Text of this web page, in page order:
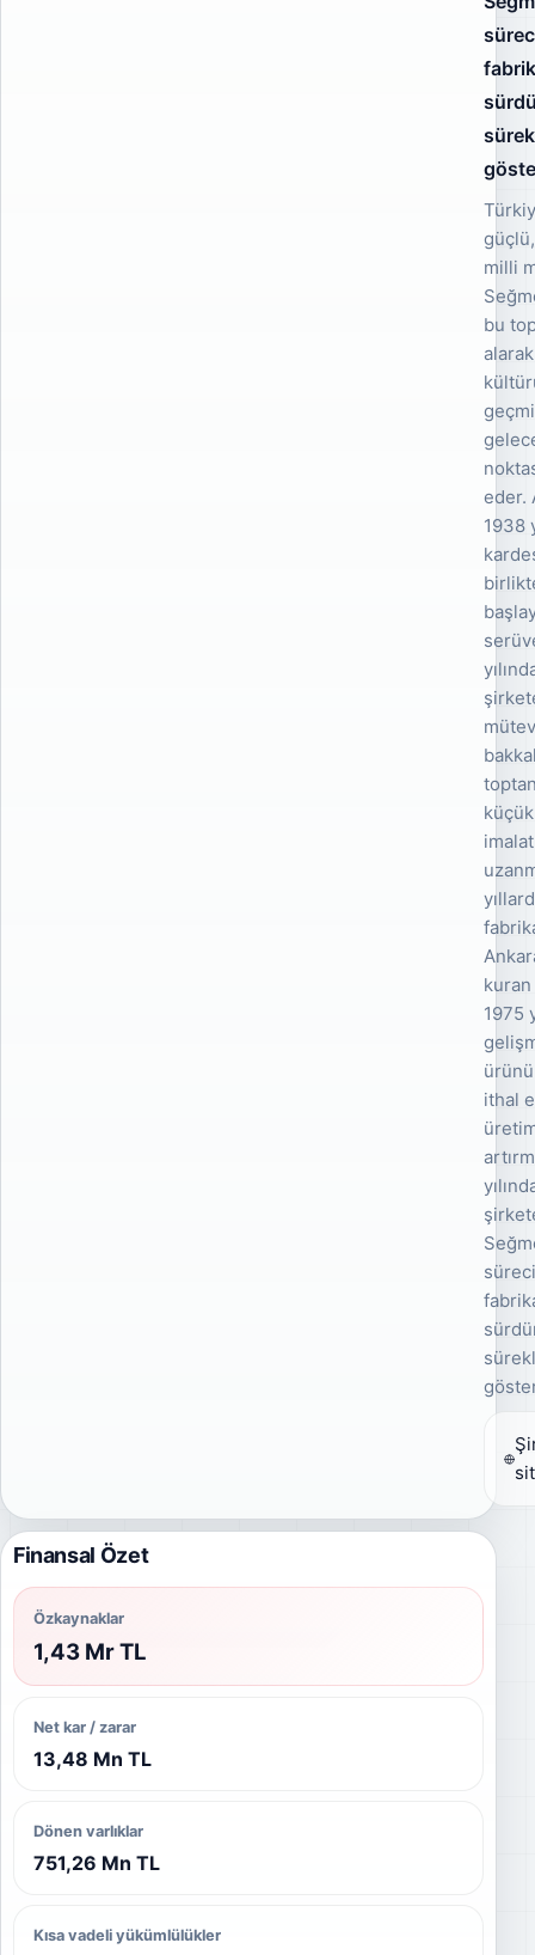
milli
bu
eder.
1938
1975
ithal
Finansal Özet
Özkaynaklar
1,43 Mr TL
Net kar / zarar
13,48 Mn TL
Dönen varlıklar
751,26 Mn TL
Kısa vadeli yükümlülükler